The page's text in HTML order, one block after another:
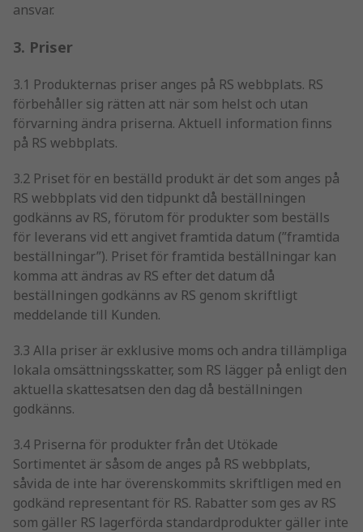
ansvar.
3. Priser
3.1 Produkternas priser anges på RS webbplats. RS
förbehåller sig rätten att när som helst och utan
förvarning ändra priserna. Aktuell information finns
på RS webbplats.
3.2 Priset för en beställd produkt är det som anges på
RS webbplats vid den tidpunkt då beställningen
godkänns av RS, förutom för produkter som beställs
för leverans vid ett angivet framtida datum (”framtida
beställningar”). Priset för framtida beställningar kan
komma att ändras av RS efter det datum då
beställningen godkänns av RS genom skriftligt
meddelande till Kunden.
3.3 Alla priser är exklusive moms och andra tillämpliga
lokala omsättningsskatter, som RS lägger på enligt den
aktuella skattesatsen den dag då beställningen
godkänns.
3.4 Priserna för produkter från det Utökade
Sortimentet är såsom de anges på RS webbplats,
såvida de inte har överenskommits skriftligen med en
godkänd representant för RS. Rabatter som ges av RS
som gäller RS lagerförda standardprodukter gäller inte